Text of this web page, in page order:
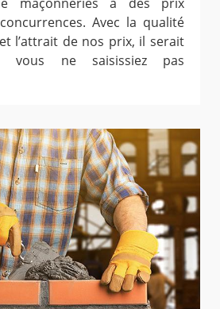
Avec la qualité
l’attrait de nos prix, il serait
vous ne saisissiez pas